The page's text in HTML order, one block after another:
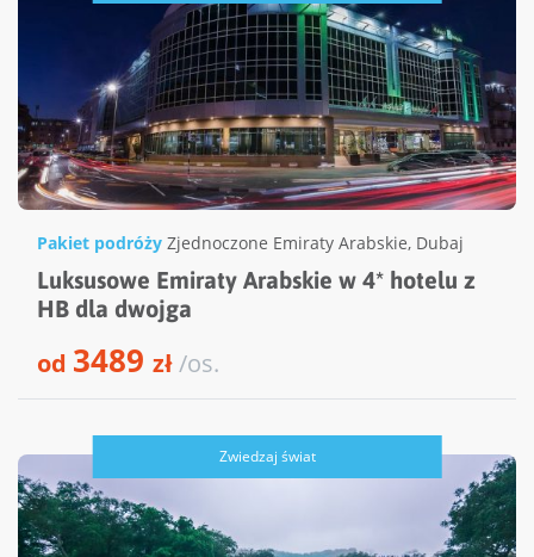
Pakiet podróży Zjednoczone Emiraty Arabskie, Dubaj
Luksusowe Emiraty Arabskie w 4* hotelu z
HB dla dwojga
od 3489 zł/os.
Zwiedzaj świat